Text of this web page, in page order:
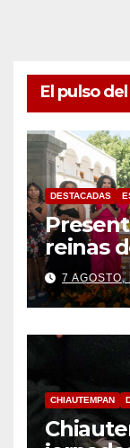
El pulso
DESTACADAS
reinas
de
7
CHIAUTEMPAN